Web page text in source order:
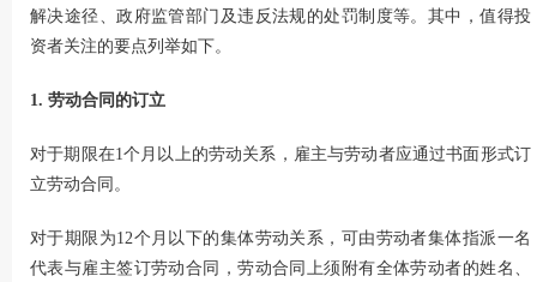
解决途径、政府监管部门及违反法规的处罚制度等。其中，值得投
资者关注的要点列举如下。
1. 劳动合同的订立
对于期限在1个月以上的劳动关系，雇主与劳动者应通过书面形式订
立劳动合同。
对于期限为12个月以下的集体劳动关系，可由劳动者集体指派一名
代表与雇主签订劳动合同，劳动合同上须附有全体劳动者的姓名、